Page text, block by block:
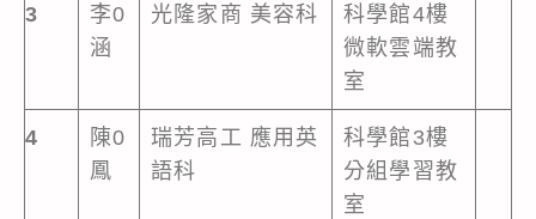
3
李0
涵
光隆家商 美容科
科學館4樓
微軟雲端教
室
4
陳0
鳳
瑞芳高工 應用英
語科
科學館3樓
分組學習教
室